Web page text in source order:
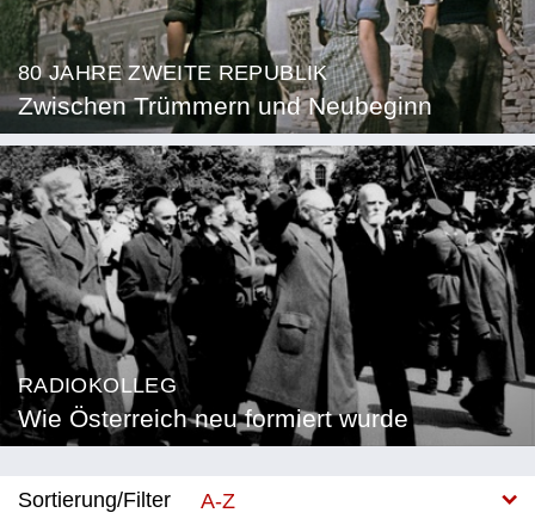
80 JAHRE ZWEITE REPUBLIK
Zwischen Trümmern und Neubeginn
RADIOKOLLEG
Wie Österreich neu formiert wurde
Sortierung/Filter
A-Z